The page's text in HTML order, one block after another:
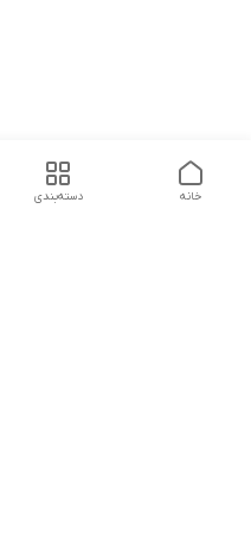
دسته‌بندی خانه